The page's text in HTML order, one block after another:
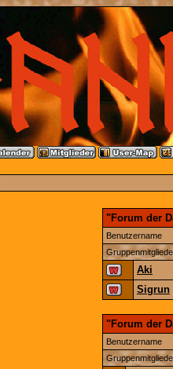
"Forum der
Benutzername
Aki
Sigrun
"Forum der
Benutzername